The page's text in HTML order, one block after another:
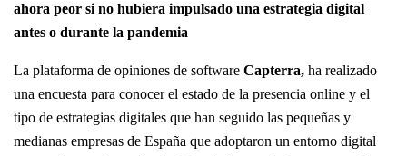
ahora peor si no hubiera impulsado una estrategia digital
antes o durante la pandemia
La plataforma de opiniones de software Capterra, ha realizado
una encuesta para conocer el estado de la presencia online y el
tipo de estrategias digitales que han seguido las pequeñas y
medianas empresas de España que adoptaron un entorno digital